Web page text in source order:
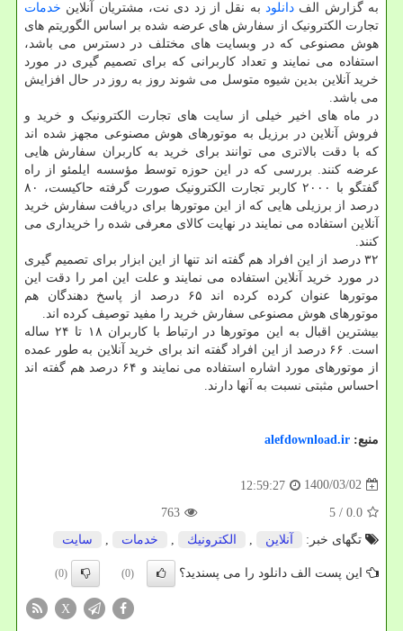
به گزارش الف دانلود به نقل از زد دی نت، مشتریان آنلاین خدمات
تجارت الکترونیک از سفارش های عرضه شده بر اساس الگوریتم های
هوش مصنوعی که در وبسایت های مختلف در دسترس می باشد،
استفاده می نمایند و تعداد کاربرانی که برای تصمیم گیری در مورد
خرید آنلاین بدین شیوه متوسل می شوند روز به روز در حال افزایش
می باشد.
در ماه های اخیر خیلی از سایت های تجارت الکترونیک و خرید و
فروش آنلاین در برزیل به موتورهای هوش مصنوعی مجهز شده اند
که با دقت بالاتری می توانند برای خرید به کاربران سفارش هایی
عرضه کنند. بررسی که در این حوزه توسط مؤسسه ایلمئو از راه
گفتگو با ۲۰۰۰ کاربر تجارت الکترونیک صورت گرفته حاکیست، ۸۰
درصد از برزیلی هایی که از این موتورها برای دریافت سفارش خرید
آنلاین استفاده می نمایند در نهایت کالای معرفی شده را خریداری می
کنند.
۳۲ درصد از این افراد هم گفته اند تنها از این ابزار برای تصمیم گیری
در مورد خرید آنلاین استفاده می نمایند و علت این امر را دقت این
موتورها عنوان کرده کرده اند ۶۵ درصد از پاسخ دهندگان هم
موتورهای هوش مصنوعی سفارش خرید را مفید توصیف کرده اند.
بیشترین اقبال به این موتورها در ارتباط با کاربران ۱۸ تا ۲۴ ساله
است. ۶۶ درصد از این افراد گفته اند برای خرید آنلاین به طور عمده
از موتورهای مورد اشاره استفاده می نمایند و ۶۴ درصد هم گفته اند
احساس مثبتی نسبت به آنها دارند.
منبع: alefdownload.ir
1400/03/02
12:59:27
0.0
/ 5
763
تگهای خبر:
آنلاین , الكترونیك , خدمات , سایت
این پست الف دانلود را می پسندید؟ (0)
(0)
X